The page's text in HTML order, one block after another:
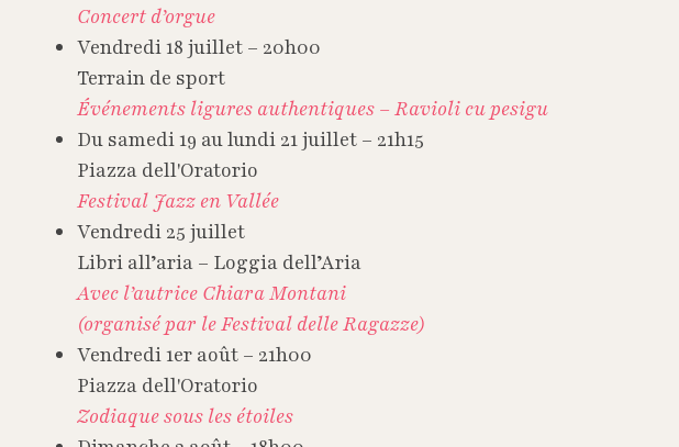
Concert d’orgue
Vendredi 18 juillet – 20h00
Terrain de sport
Événements ligures authentiques – Ravioli cu pesigu
Du samedi 19 au lundi 21 juillet – 21h15
Piazza dell'Oratorio
Festival Jazz en Vallée
Vendredi 25 juillet
Libri all’aria – Loggia dell’Aria
Avec l’autrice Chiara Montani
(organisé par le Festival delle Ragazze)
Vendredi 1er août – 21h00
Piazza dell'Oratorio
Zodiaque sous les étoiles